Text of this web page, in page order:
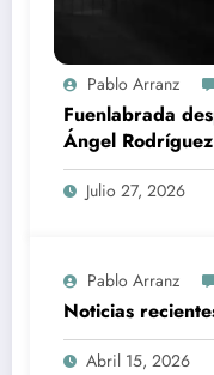
Pablo Arranz
Fuenlabrada
Ángel
etapa en el club
Julio 27, 2026
Pablo Arranz
Noticias
Abril 15, 2026